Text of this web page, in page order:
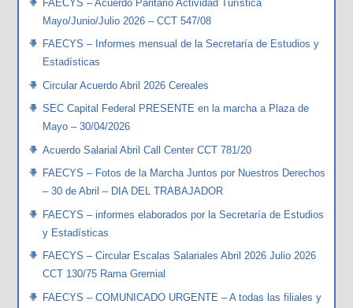
FAECYS – Acuerdo Paritario Actividad Turística
Mayo/Junio/Julio 2026 – CCT 547/08
FAECYS – Informes mensual de la Secretaría de Estudios y
Estadísticas
Circular Acuerdo Abril 2026 Cereales
SEC Capital Federal PRESENTE en la marcha a Plaza de
Mayo – 30/04/2026
Acuerdo Salarial Abril Call Center CCT 781/20
FAECYS – Fotos de la Marcha Juntos por Nuestros Derechos
– 30 de Abril – DIA DEL TRABAJADOR
FAECYS – informes elaborados por la Secretaría de Estudios
y Estadísticas
FAECYS – Circular Escalas Salariales Abril 2026 Julio 2026
CCT 130/75 Rama Gremial
FAECYS – COMUNICADO URGENTE – A todas las filiales y